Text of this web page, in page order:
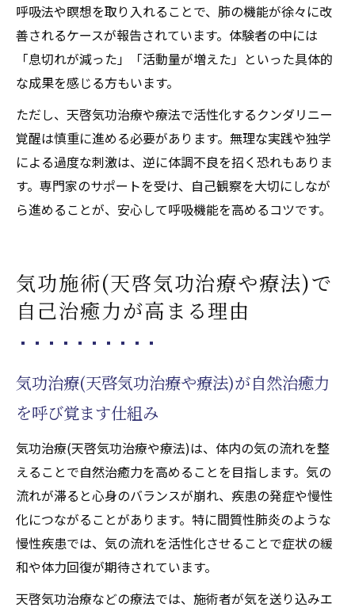
呼吸法や瞑想を取り入れることで、肺の機能が徐々に改
善されるケースが報告されています。体験者の中には
「息切れが減った」「活動量が増えた」といった具体的
な成果を感じる方もいます。
ただし、天啓気功治療や療法で活性化するクンダリニー
覚醒は慎重に進める必要があります。無理な実践や独学
による過度な刺激は、逆に体調不良を招く恐れもありま
す。専門家のサポートを受け、自己観察を大切にしなが
ら進めることが、安心して呼吸機能を高めるコツです。
気功施術(天啓気功治療や療法)で
自己治癒力が高まる理由
気功治療(天啓気功治療や療法)が自然治癒力
を呼び覚ます仕組み
気功治療(天啓気功治療や療法)は、体内の気の流れを整
えることで自然治癒力を高めることを目指します。気の
流れが滞ると心身のバランスが崩れ、疾患の発症や慢性
化につながることがあります。特に間質性肺炎のような
慢性疾患では、気の流れを活性化させることで症状の緩
和や体力回復が期待されています。
天啓気功治療などの療法では、施術者が気を送り込みエ